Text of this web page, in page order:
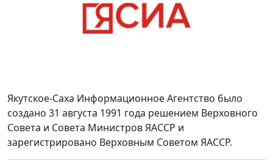
Якутское-Саха Информационное Агентство было
создано 31 августа 1991 года решением Верховного
Совета и Совета Министров ЯАССР и
зарегистрировано Верховным Советом ЯАССР.